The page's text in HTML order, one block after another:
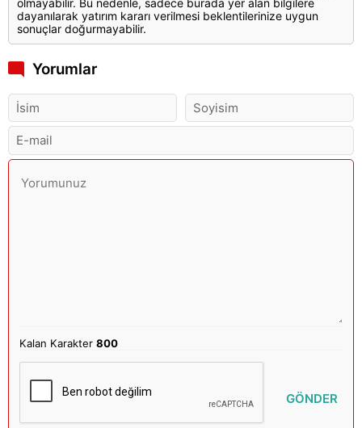
olmayabilir. Bu nedenle, sadece burada yer alan bilgilere
dayanılarak yatırım kararı verilmesi beklentilerinize uygun
sonuçlar doğurmayabilir.
Yorumlar
Kalan Karakter800
GÖNDER